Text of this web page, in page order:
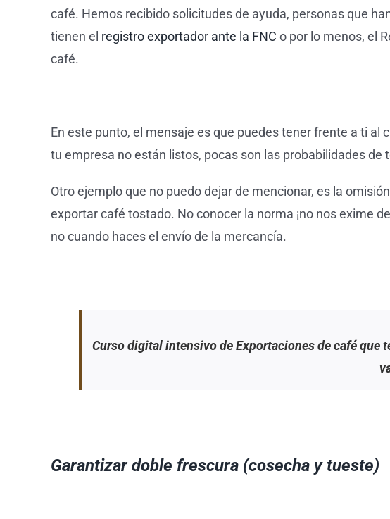
café. Hemos recibido solicitudes de ayuda, personas que
tienen el registro exportador ante la FNC o por lo menos, el
café.
En este punto, el mensaje es que puedes tener frente a ti
tu empresa no están listos, pocas son las probabilidades
Otro ejemplo que no puedo dejar de mencionar, es la
exportar café tostado. No conocer la norma ¡no nos exime
no cuando haces el envío de la mercancía.
Curso digital intensivo de Exportaciones de café que
Garantizar doble frescura (cosecha y tueste)